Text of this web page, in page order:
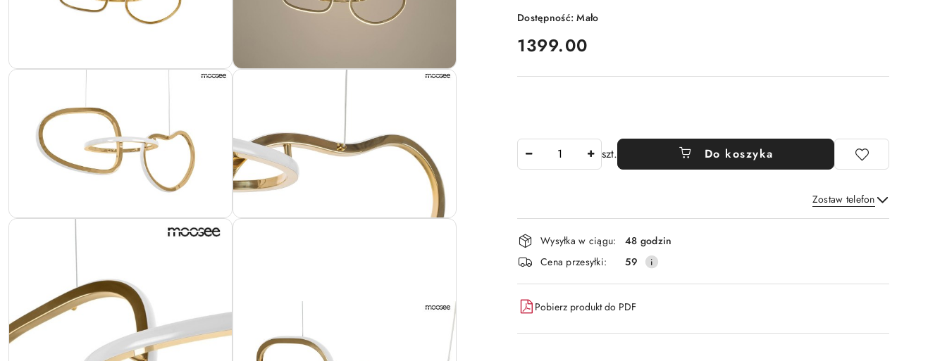
Dostępność:Mało
cena:
1399.00
szt. Do koszyka
Zostaw telefon
Wyślij
Dostępność
i
dostawa
Wysyłka w ciągu:
48 godzin
Cena przesyłki:
59
Pobierz produkt do PDF